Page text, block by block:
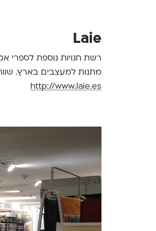
Laie
רשת חנויות נוספת לספרי
מתנות למעצבים בארץ.
http://www.laie.es